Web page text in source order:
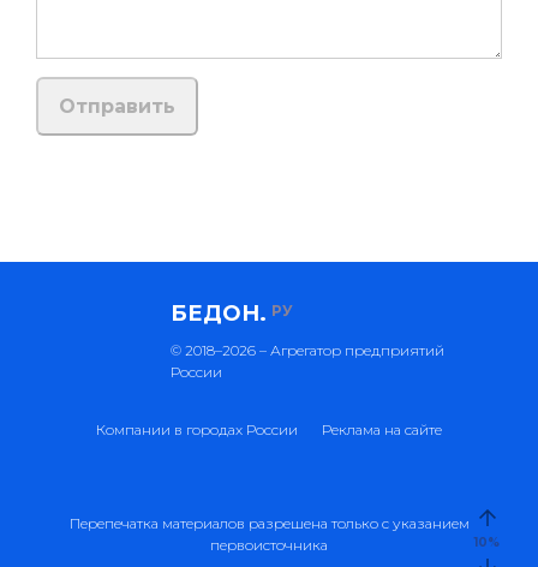
10%
БЕДОН. РУ
© 2018–2026 – Агрегатор предприятий
России
Компании в городах России Реклама на сайте
Перепечатка материалов разрешена только с указанием
первоисточника